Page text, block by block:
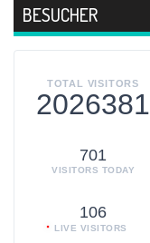
BESUCHER
TOTAL VISITORS
2026381
701
VISITORS TODAY
106
LIVE VISITORS